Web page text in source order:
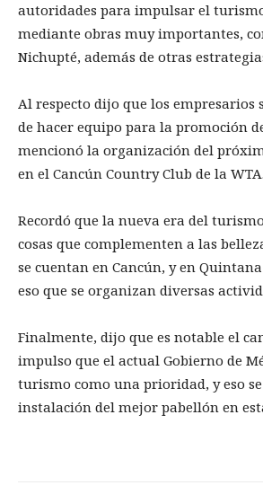
autoridades para impulsar el
mediante obras muy importantes,
Nichupté, además de otras
Al respecto dijo que los empresarios
de hacer equipo para la promoción
mencionó la organización del
en el Cancún Country Club de la WTA.
Recordó que la nueva era del
cosas que complementen a las
se cuentan en Cancún, y en
eso que se organizan diversas
Finalmente, dijo que es notable el
impulso que el actual Gobierno de
turismo como una prioridad, y eso
instalación del mejor pabellón en